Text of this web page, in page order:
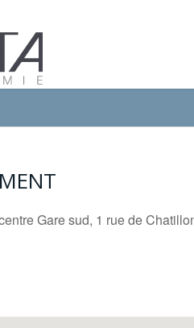
Gare sud, 1 rue de